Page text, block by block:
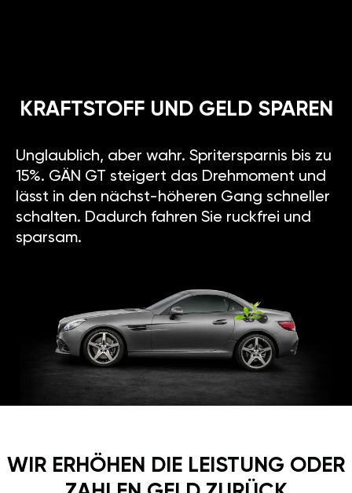
KRAFTSTOFF UND GELD SPAREN
Unglaublich, aber wahr. Spritersparnis bis zu
15%. GÄN GT steigert das Drehmoment und
lässt in den nächst-höheren Gang schneller
schalten. Dadurch fahren Sie ruckfrei und
sparsam.
WIR ERHÖHEN DIE LEISTUNG ODER